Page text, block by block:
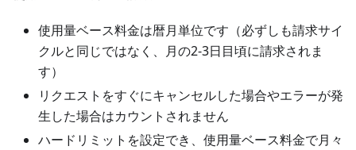
使用量ベース料金は暦月単位です（必ずしも請求サイ
クルと同じではなく、月の2-3日目頃に請求されま
す）
リクエストをすぐにキャンセルした場合やエラーが発
生した場合はカウントされません
ハードリミットを設定でき、使用量ベース料金で月々